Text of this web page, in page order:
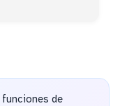
funciones de